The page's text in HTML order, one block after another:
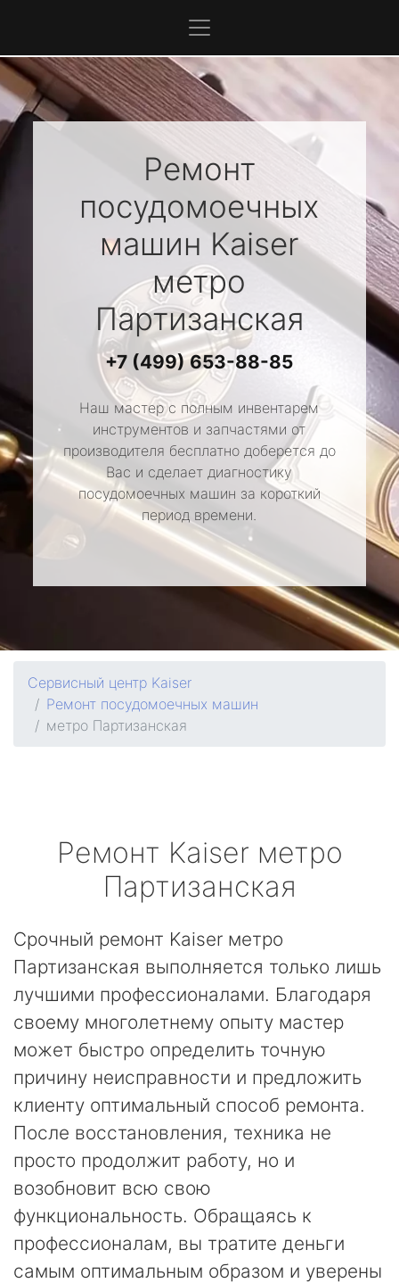
Ремонт
посудомоечных
машин Kaiser
метро
Партизанская
+7 (499) 653-88-85
Наш мастер с полным инвентарем
инструментов и запчастями от
производителя бесплатно доберется до
Вас и сделает диагностику
посудомоечных машин за короткий
период времени.
Сервисный центр Kaiser
Ремонт посудомоечных машин
метро Партизанская
Ремонт Kaiser метро
Партизанская
Срочный ремонт Kaiser метро
Партизанская выполняется только лишь
лучшими профессионалами. Благодаря
своему многолетнему опыту мастер
может быстро определить точную
причину неисправности и предложить
клиенту оптимальный способ ремонта.
После восстановления, техника не
просто продолжит работу, но и
возобновит всю свою
функциональность. Обращаясь к
профессионалам, вы тратите деньги
самым оптимальным образом и уверены